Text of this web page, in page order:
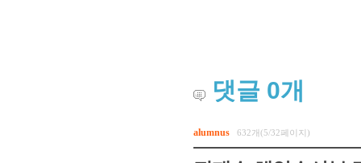
임원 현황
모교 소
댓글 0개
alumnus 632개(5/32페이지)